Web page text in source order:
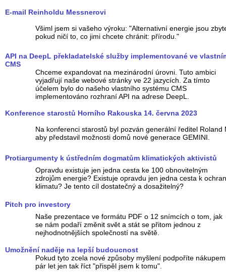
E-mail Reinholdu Messnerovi
Všiml jsem si vašeho výroku: "Alternativní energie jsou
pokud ničí to, co jimi chcete chránit: přírodu."
API na DeepL překladatelské služby implementované ve
CMS
Chceme expandovat na mezinárodní úrovni. Tuto ambici
vyjadřují naše webové stránky ve 22 jazycích. Za tímto
účelem bylo do našeho vlastního systému CMS
implementováno rozhraní API na adrese DeepL.
Konference starostů Horního Rakouska 14. června 2023
Na konferenci starostů byl pozván generální ředitel Roland
aby představil možnosti domů nové generace GEMINI.
Protiargumenty k ústředním dogmatům klimatických aktivistů
Opravdu existuje jen jedna cesta ke 100 obnovitelným
zdrojům energie? Existuje opravdu jen jedna cesta k
klimatu? Je tento cíl dostatečný a dosažitelný?
Pitch pro investory
Naše prezentace ve formátu PDF o 12 snímcích o tom, jak
se nám podaří změnit svět a stát se přitom jednou z
nejhodnotnějších společností na světě.
Umožnění naděje na lepší budoucnost
Pokud tyto zcela nové způsoby myšlení podpoříte
pár let jen tak říct "přispěl jsem k tomu".